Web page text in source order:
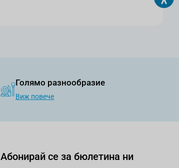
Голямо разнообразие
Виж повече
Абонирай се за бюлетина ни